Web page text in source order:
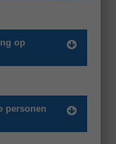
op
personen